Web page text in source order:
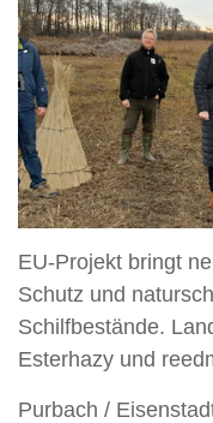
EU-Projekt bringt
Schutz und
Schilfbestände.
Esterhazy und
Purbach /